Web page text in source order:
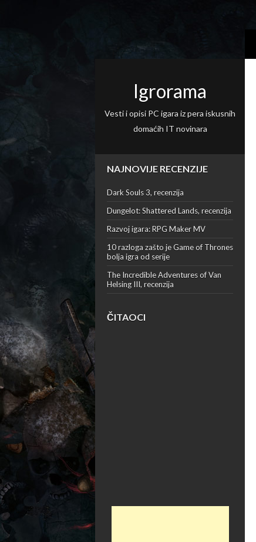
Igrorama
Vesti i opisi PC igara iz pera iskusnih
domaćih IT novinara
NAJNOVIJE RECENZIJE
Dark Souls 3, recenzija
Dungelot: Shattered Lands, recenzija
Razvoj igara: RPG Maker MV
10 razloga zašto je Game of Thrones
bolja igra od serije
The Incredible Adventures of Van
Helsing III, recenzija
ČITAOCI